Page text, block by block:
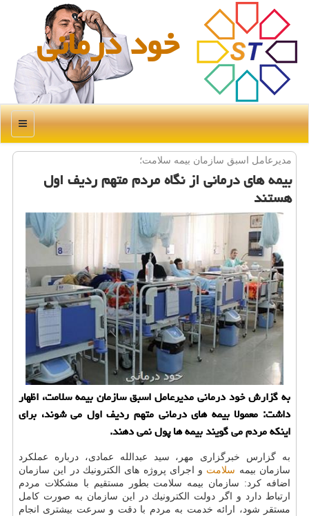
خود درمانی
منو
مدیرعامل اسبق سازمان بیمه سلامت؛
بیمه های درمانی از نگاه مردم متهم ردیف اول
هستند
به گزارش خود درمانی مدیرعامل اسبق سازمان بیمه سلامت، اظهار
داشت: معمولا بیمه های درمانی متهم ردیف اول می شوند، برای
اینكه مردم می گویند بیمه ها پول نمی دهند.
به گزارس خبرگزاری مهر، سید عبدالله عمادی، درباره عملكرد
سازمان بیمه سلامت و اجرای پروژه های الكترونیك در این سازمان
اضافه كرد: سازمان بیمه سلامت بطور مستقیم با مشكلات مردم
ارتباط دارد و اگر دولت الكترونیك در این سازمان به صورت كامل
مستقر شود، ارائه خدمت به مردم با دقت و سرعت بیشتری انجام